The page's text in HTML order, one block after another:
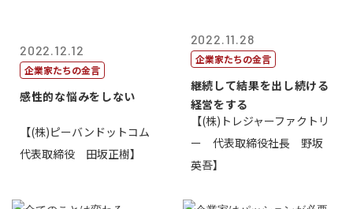
2022.12.12
企業家たちの金言
感性的な悩みをしない
【(株)ピーバンドットコム
代表取締役 田坂正樹】
2022.11.28
企業家たちの金言
継続して結果を出し続ける
経営をする
【(株)トレジャーファクトリ
ー 代表取締役社長 野坂
英吾】